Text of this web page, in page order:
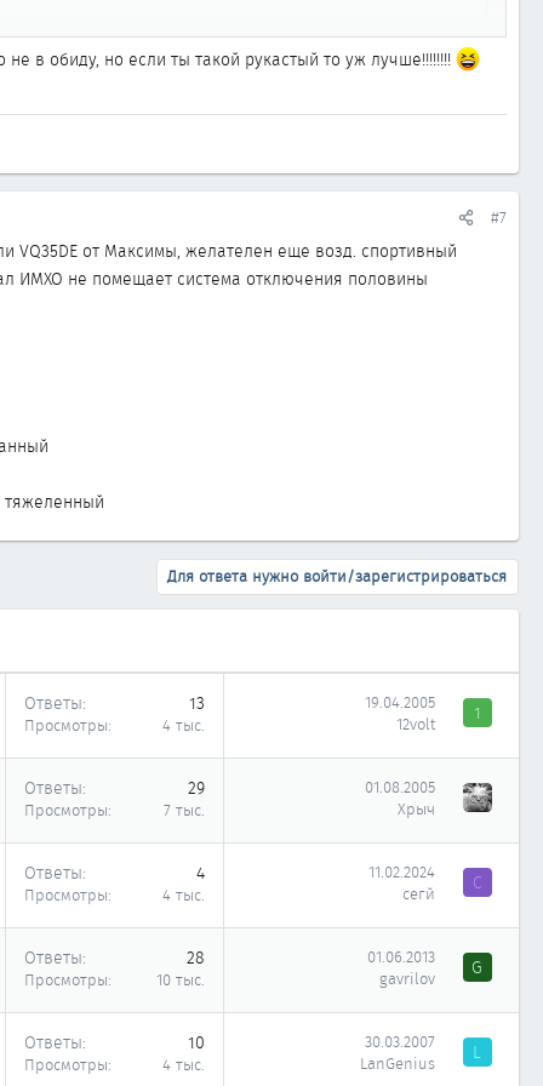
система отключения половины цилиндров на трассе.
в обиду, но если ты такой рукастый то уж лучше!!!!!!!!
#7
VQ35DE от Максимы, желателен еще возд. спортивный
ИМХО не помещает система отключения половины
тяжеленный
Для ответа нужно войти/зарегистрироваться
Ответы 13
Просмотры 4 тыс.
19.04.2005
12volt
1
Ответы 29
Просмотры 7 тыс.
01.08.2005
Хрыч
Ответы 4
Просмотры 4 тыс.
11.02.2024
сегй
С
Ответы 28
Просмотры 10 тыс.
01.06.2013
gavrilov
G
Ответы 10
Просмотры 4 тыс.
30.03.2007
LanGenius
L